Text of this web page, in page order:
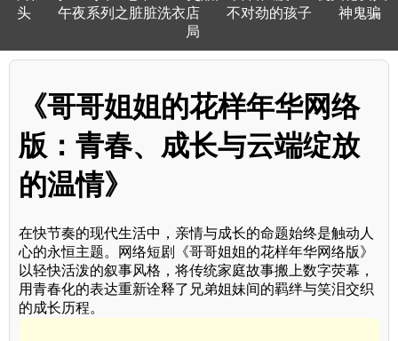
头
午夜系列之脏脏洗衣店 不对劲的孩子
神鬼骗
局
《哥哥姐姐的花样年华网络
版：青春、成长与云端绽放
的温情》
在快节奏的现代生活中，亲情与成长的命题始终是触动人
心的永恒主题。网络短剧《哥哥姐姐的花样年华网络版》
以轻快活泼的叙事风格，将传统家庭故事搬上数字荧幕，
用青春化的表达重新诠释了兄弟姐妹间的羁绊与笑泪交织
的成长历程。